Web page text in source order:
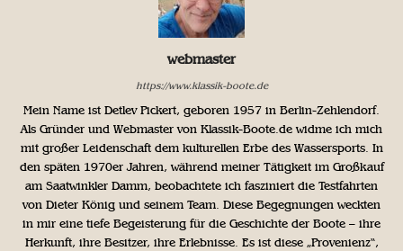
webmaster
https://www.klassik-boote.de
Mein Name ist Detlev Pickert, geboren 1957 in Berlin-Zehlendorf.
Als Gründer und Webmaster von Klassik-Boote.de widme ich mich
mit großer Leidenschaft dem kulturellen Erbe des Wassersports. In
den späten 1970er Jahren, während meiner Tätigkeit im Großkauf
am Saatwinkler Damm, beobachtete ich fasziniert die Testfahrten
von Dieter König und seinem Team. Diese Begegnungen weckten
in mir eine tiefe Begeisterung für die Geschichte der Boote – ihre
Herkunft, ihre Besitzer, ihre Erlebnisse. Es ist diese „Provenienz“,